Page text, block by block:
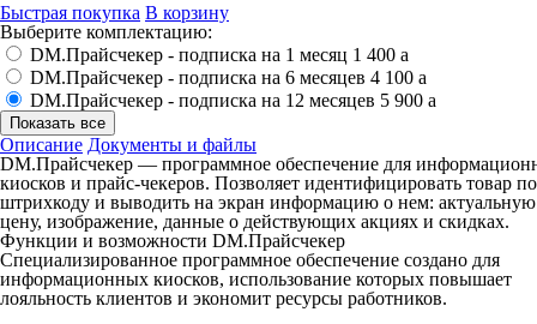
Быстрая покупка В корзину
Выберите комплектацию:
DM.Прайсчекер - подписка на 1 месяц 1 400 a
DM.Прайсчекер - подписка на 6 месяцев 4 100 a
DM.Прайсчекер - подписка на 12 месяцев 5 900 a
Показать все
Описание Документы и файлы
DM.Прайсчекер — программное обеспечение для
киосков и прайс-чекеров. Позволяет идентифицировать товар по
штрихкоду и выводить на экран информацию о нем: актуальную
цену, изображение, данные о действующих акциях и скидках.
Функции и возможности DM.Прайсчекер
Специализированное программное обеспечение создано для
информационных киосков, использование которых повышает
лояльность клиентов и экономит ресурсы работников.